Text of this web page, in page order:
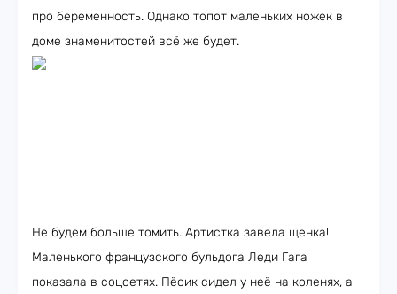
про беременность. Однако топот маленьких ножек в
доме знаменитостей всё же будет.
Не будем больше томить. Артистка завела щенка!
Маленького французского бульдога Леди Гага
показала в соцсетях. Пёсик сидел у неё на коленях, а